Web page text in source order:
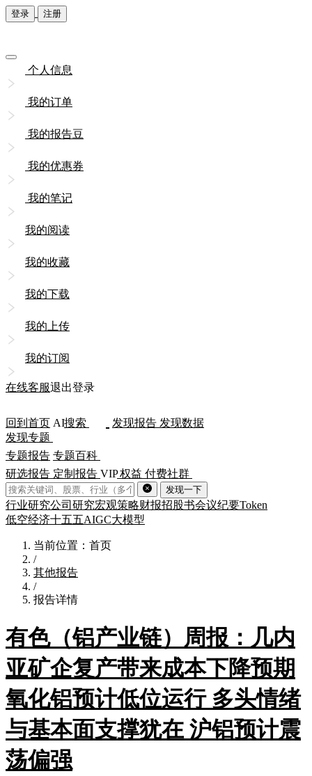
登录 注册
个人信息
我的订单
我的报告豆
我的优惠券
我的笔记
我的阅读
我的收藏
我的下载
我的上传
我的订阅
在线客服退出登录
回到首页 AI搜索 发现报告 发现数据
发现专题
专题报告 专题百科
研选报告 定制报告 VIP权益 付费社群
发现一下
行业研究公司研究宏观策略财报招股书会议纪要Token
低空经济十五五AIGC大模型
当前位置：首页
/
其他报告
/
报告详情
有色（铝产业链）周报：几内
亚矿企复产带来成本下降预期
氧化铝预计低位运行 多头情绪
与基本面支撑犹在 沪铝预计震
荡偏强